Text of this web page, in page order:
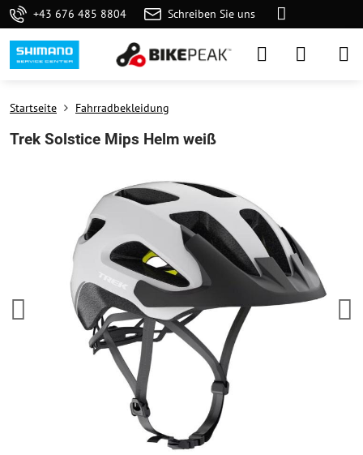
+43 676 485 8804 Schreiben Sie uns
Startseite Fahrradbekleidung
Trek Solstice Mips Helm weiß